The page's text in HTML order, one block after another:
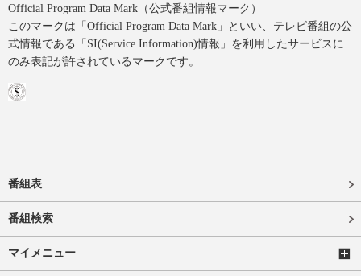
Official Program Data Mark（公式番組情報マーク）
このマークは「Official Program Data Mark」といい、テレビ番組の公
式情報である「SI(Service Information)情報」を利用したサービスに
のみ表記が許されているマークです。
番組表
番組検索
マイメニュー